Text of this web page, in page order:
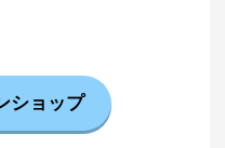
ショップ